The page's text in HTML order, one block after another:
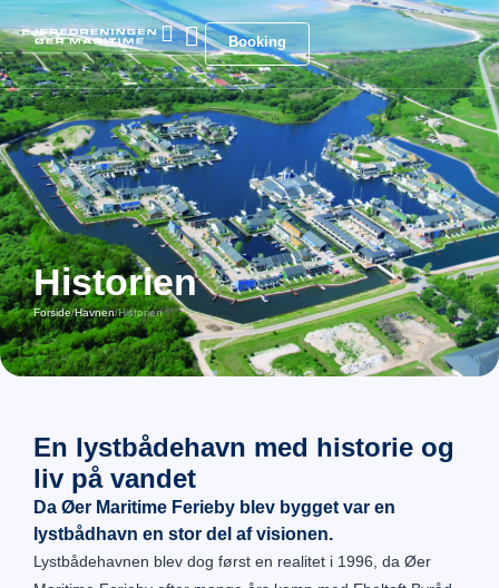
Booking
Historien
Forside/Havnen/Historien
En lystbådehavn med historie og
liv på vandet
Da Øer Maritime Ferieby blev bygget var en
lystbådhavn en stor del af visionen.
Lystbådehavnen blev dog først en realitet i 1996, da Øer